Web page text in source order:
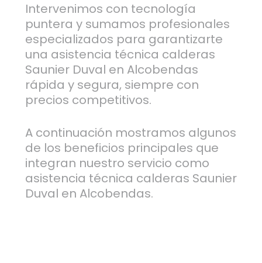
Intervenimos con tecnología
puntera y sumamos profesionales
especializados para garantizarte
una asistencia técnica calderas
Saunier Duval en Alcobendas
rápida y segura, siempre con
precios competitivos.
A continuación mostramos algunos
de los beneficios principales que
integran nuestro servicio como
asistencia técnica calderas Saunier
Duval en Alcobendas.